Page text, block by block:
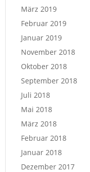
März 2019
Februar 2019
Januar 2019
November 2018
Oktober 2018
September 2018
Juli 2018
Mai 2018
März 2018
Februar 2018
Januar 2018
Dezember 2017